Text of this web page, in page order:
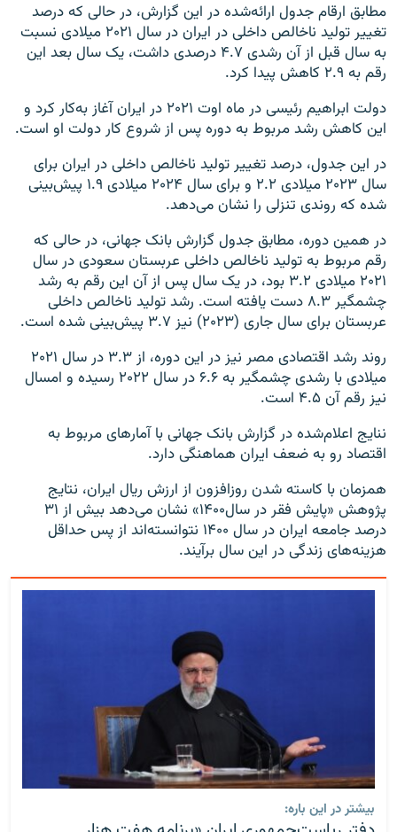
مطابق ارقام جدول ارائه‌شده در این گزارش، در حالی که درصد
تغییر تولید ناخالص داخلی در ایران در سال ۲۰۲۱ میلادی نسبت
به سال قبل از آن رشدی ۴.۷ درصدی داشت، یک سال بعد این
رقم به ۲.۹ کاهش پیدا کرد.
دولت ابراهیم رئیسی در ماه اوت ۲۰۲۱ در ایران آغاز به‌کار کرد و
این کاهش رشد مربوط به دوره پس از شروع کار دولت او است.
در این جدول، درصد تغییر تولید ناخالص داخلی در ایران برای
سال ۲۰۲۳ میلادی ۲.۲ و برای سال ۲۰۲۴ میلادی ۱.۹ پیش‌بینی
شده که روندی تنزلی را نشان می‌دهد.
در همین دوره، مطابق جدول گزارش بانک جهانی، در حالی که
رقم مربوط به تولید ناخالص داخلی عربستان سعودی در سال
۲۰۲۱ میلادی ۳.۲ بود، در یک سال پس از آن این رقم به رشد
چشمگیر ۸.۳ دست یافته است. رشد تولید ناخالص داخلی
عربستان برای سال جاری (۲۰۲۳) نیز ۳.۷ پیش‌بینی شده است.
روند رشد اقتصادی مصر نیز در این دوره، از ۳.۳ در سال ۲۰۲۱
میلادی با رشدی چشمگیر به ۶.۶ در سال ۲۰۲۲ رسیده و امسال
نیز رقم آن ۴.۵ است.
ننایج اعلام‌شده در گزارش بانک جهانی با آمارهای مربوط به
اقتصاد رو به ضعف ایران هماهنگی دارد.
همزمان با کاسته شدن روزافزون از ارزش ریال ایران، نتایج
پژوهش «پایش فقر در سال۱۴۰۰» نشان می‌دهد بیش از ۳۱
درصد جامعه ایران در سال ۱۴۰۰ نتوانسته‌اند از پس حداقل
هزینه‌های زندگی در این سال برآیند.
بیشتر در این باره: